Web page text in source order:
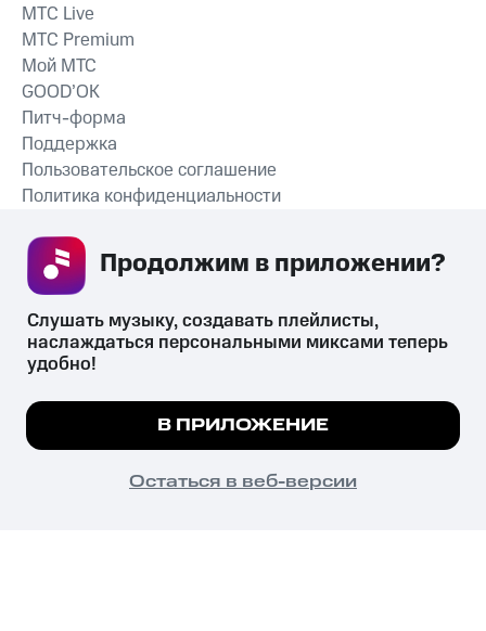
СКАЧАТЬ ПРИЛОЖЕНИЕ
MTС Live
MTС Premium
Мой МТС
GOOD’OK
Питч-форма
Поддержка
Пользовательское соглашение
Политика конфиденциальности
психотропных веществ, их аналогов причиняет вред здоровью,
их незаконный оборот запрещён и влечёт установленную
законодательством ответственность.
© 2026 ООО «КИОН».
Все права защищены
Мы используем куки, чтобы на сайте все
Подробнее
ПОНЯТНО
Слушать музыку, создавать плейлисты,
наслаждаться персональными миксами теперь
удобно!
В ПРИЛОЖЕНИЕ
Остаться в веб-версии